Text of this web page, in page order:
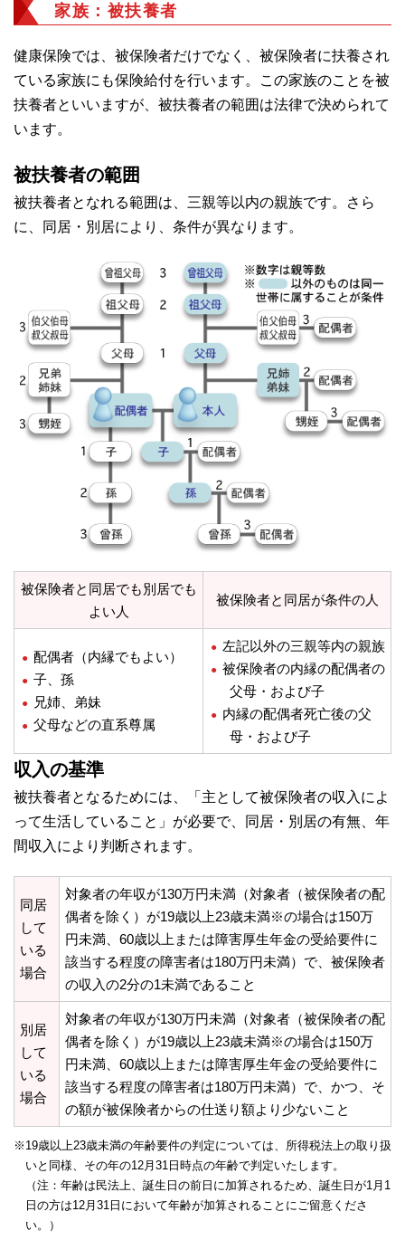
家族：被扶養者
健康保険では、被保険者だけでなく、被保険者に扶養され
ている家族にも保険給付を行います。この家族のことを被
扶養者といいますが、被扶養者の範囲は法律で決められて
います。
被扶養者の範囲
被扶養者となれる範囲は、三親等以内の親族です。さら
に、同居・別居により、条件が異なります。
被保険者と同居でも別居でも
よい人
被保険者と同居が条件の人
配偶者（内縁でもよい）
子、孫
兄姉、弟妹
父母などの直系尊属
左記以外の三親等内の親族
被保険者の内縁の配偶者の
父母・および子
内縁の配偶者死亡後の父
母・および子
収入の基準
被扶養者となるためには、「主として被保険者の収入によ
って生活していること」が必要で、同居・別居の有無、年
間収入により判断されます。
同居
して
いる
場合
対象者の年収が130万円未満（対象者（被保険者の配
偶者を除く）が19歳以上23歳未満※の場合は150万
円未満、60歳以上または障害厚生年金の受給要件に
該当する程度の障害者は180万円未満）で、被保険者
の収入の2分の1未満であること
別居
して
いる
場合
対象者の年収が130万円未満（対象者（被保険者の配
偶者を除く）が19歳以上23歳未満※の場合は150万
円未満、60歳以上または障害厚生年金の受給要件に
該当する程度の障害者は180万円未満）で、かつ、そ
の額が被保険者からの仕送り額より少ないこと
※19歳以上23歳未満の年齢要件の判定については、所得税法上の取り扱
いと同様、その年の12月31日時点の年齢で判定いたします。
（注：年齢は民法上、誕生日の前日に加算されるため、誕生日が1月1
日の方は12月31日において年齢が加算されることにご留意くださ
い。）